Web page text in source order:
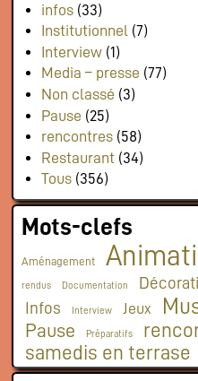
infos(33)
Institutionnel (7)
Interview(1)
Media – presse (77)
Non classé (3)
Pause (25)
rencontres(58)
Restaurant(34)
Tous(356)
Mots-clefs
Aménagement
rendus Documentation
Infos Interview Jeux
Pause Préparatifs
samedis en terrase